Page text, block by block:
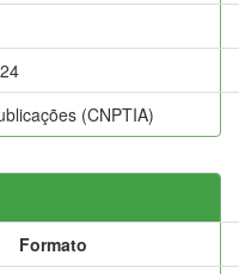
(CNPTIA)
Formato